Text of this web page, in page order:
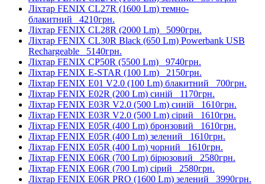
Ліхтар FENIX CL27R (1600 Lm) темно-
блакитний 4210грн.
Ліхтар FENIX CL28R (2000 Lm) 5090грн.
Ліхтар FENIX CL30R Black (650 Lm) Powerbank USB
Rechargeable 5140грн.
Ліхтар FENIX CP50R (5500 Lm) 9740грн.
Ліхтар FENIX E-STAR (100 Lm) 2150грн.
Ліхтар FENIX E01 V2.0 (100 Lm) блакитний 700грн.
Ліхтар FENIX E02R (200 Lm) синій 1170грн.
Ліхтар FENIX E03R V2.0 (500 Lm) синій 1610грн.
Ліхтар FENIX E03R V2.0 (500 Lm) сірий 1610грн.
Ліхтар FENIX E05R (400 Lm) бронзовий 1610грн.
Ліхтар FENIX E05R (400 Lm) зелений 1610грн.
Ліхтар FENIX E05R (400 Lm) чорний 1610грн.
Ліхтар FENIX E06R (700 Lm) бірюзовий 2580грн.
Ліхтар FENIX E06R (700 Lm) сірий 2580грн.
Ліхтар FENIX E06R PRO (1600 Lm) зелений 3990грн.